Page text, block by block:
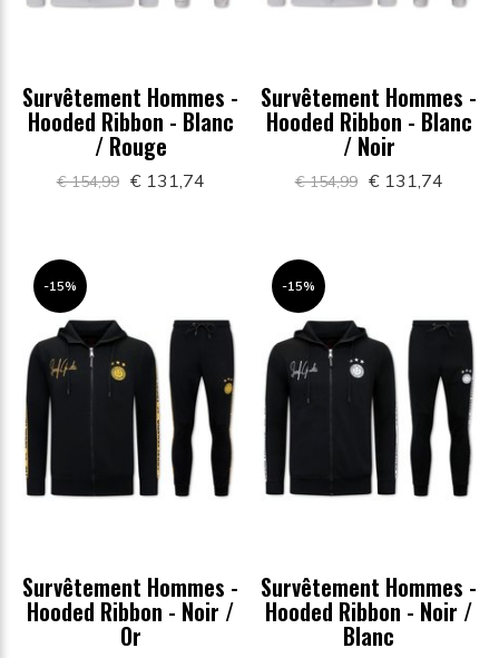
Survêtement Hommes -
Hooded Ribbon - Blanc
/ Rouge
€ 154,99 € 131,74
Survêtement Hommes -
Hooded Ribbon - Blanc
/ Noir
€ 154,99 € 131,74
-15%
Survêtement Hommes -
Hooded Ribbon - Noir /
Or
-15%
Survêtement Hommes -
Hooded Ribbon - Noir /
Blanc